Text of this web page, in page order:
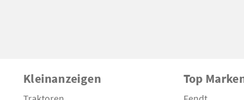
Kleinanzeigen Top